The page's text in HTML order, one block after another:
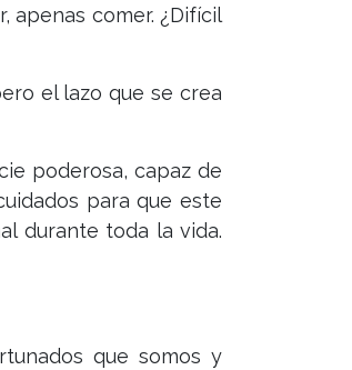
apenas comer. ¿Difícil
el lazo que se crea
poderosa, capaz de
para que este
durante toda la vida.
que somos y